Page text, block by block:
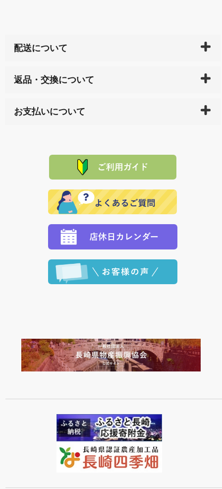
配送について
天ペイ」の方はご注文受付後）、 長崎県下全域に点在
サイト内で購入された商品の送料は、こちらの
全国送
れの生産メーカーからお客様の元へ直送いたしますの
で、 それぞれ個別に送料が必要になります。
返品・交換について
または配送途中の 事故などで不都合が生じている場合
品代金を返金いたします。）
その際は誠に申し訳ありませんが、当協会までご注文
願いいたします。
お支払いについて
た場合、お客様からの ご入金を確認した後で、商品を
定された場合は、準備出来次第の便にてお送りいたし
ます。 （到着日指定をされている場合は、ご指定の日
程に合わせてお届けいたします。）